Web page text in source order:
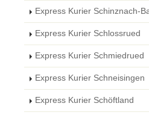
Express Kurier Schinznach-
Express Kurier Schlossrued
Express Kurier Schmiedrued
Express Kurier Schneisingen
Express Kurier Schöftland